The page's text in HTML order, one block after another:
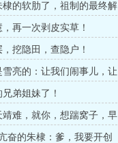
的软肋了，祖制的最终解
再一次剥皮实草！
挖隐田，查隐户！
亮的：让我们闹事儿，让
弟姐妹了！
难，就你，想踹窝子，早
奋的朱棣：爹，我要开创